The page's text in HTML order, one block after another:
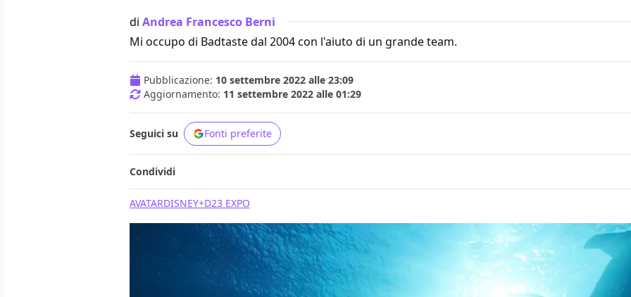
di Andrea Francesco Berni
Mi occupo di Badtaste dal 2004 con l'aiuto di un grande team.
Pubblicazione: 10 settembre 2022 alle 23:09
Aggiornamento: 11 settembre 2022 alle 01:29
Seguici su Fonti preferite
Condividi
AVATARDISNEY+D23 EXPO